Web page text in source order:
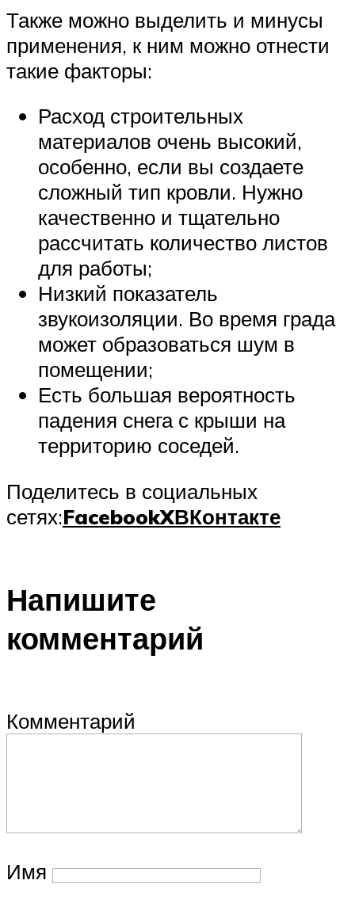
Также можно выделить и минусы
применения, к ним можно отнести
такие факторы:
Расход строительных
материалов очень высокий,
особенно, если вы создаете
сложный тип кровли. Нужно
качественно и тщательно
рассчитать количество листов
для работы;
Низкий показатель
звукоизоляции. Во время града
может образоваться шум в
помещении;
Есть большая вероятность
падения снега с крыши на
территорию соседей.
Поделитесь в социальных
сетях:FacebookXВКонтакте
Напишите
комментарий
Комментарий
Имя